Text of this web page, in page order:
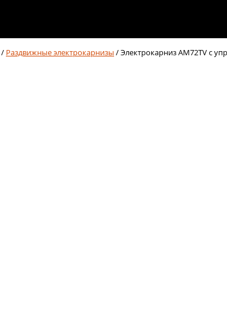
/ Раздвижные электрокарнизы / Электрокарниз AM72TV с